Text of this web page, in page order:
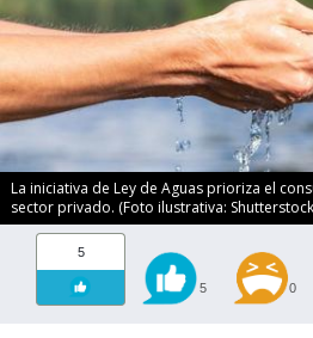
La iniciativa de Ley de Aguas prioriza el
sector privado. (Foto ilustrativa:
5
5 0